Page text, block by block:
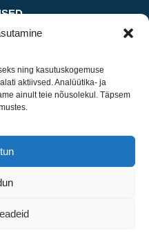
ning kasutuskogemuse
aktiivsed. Analüütika- ja
ainult teie nõusolekul. Täpsem